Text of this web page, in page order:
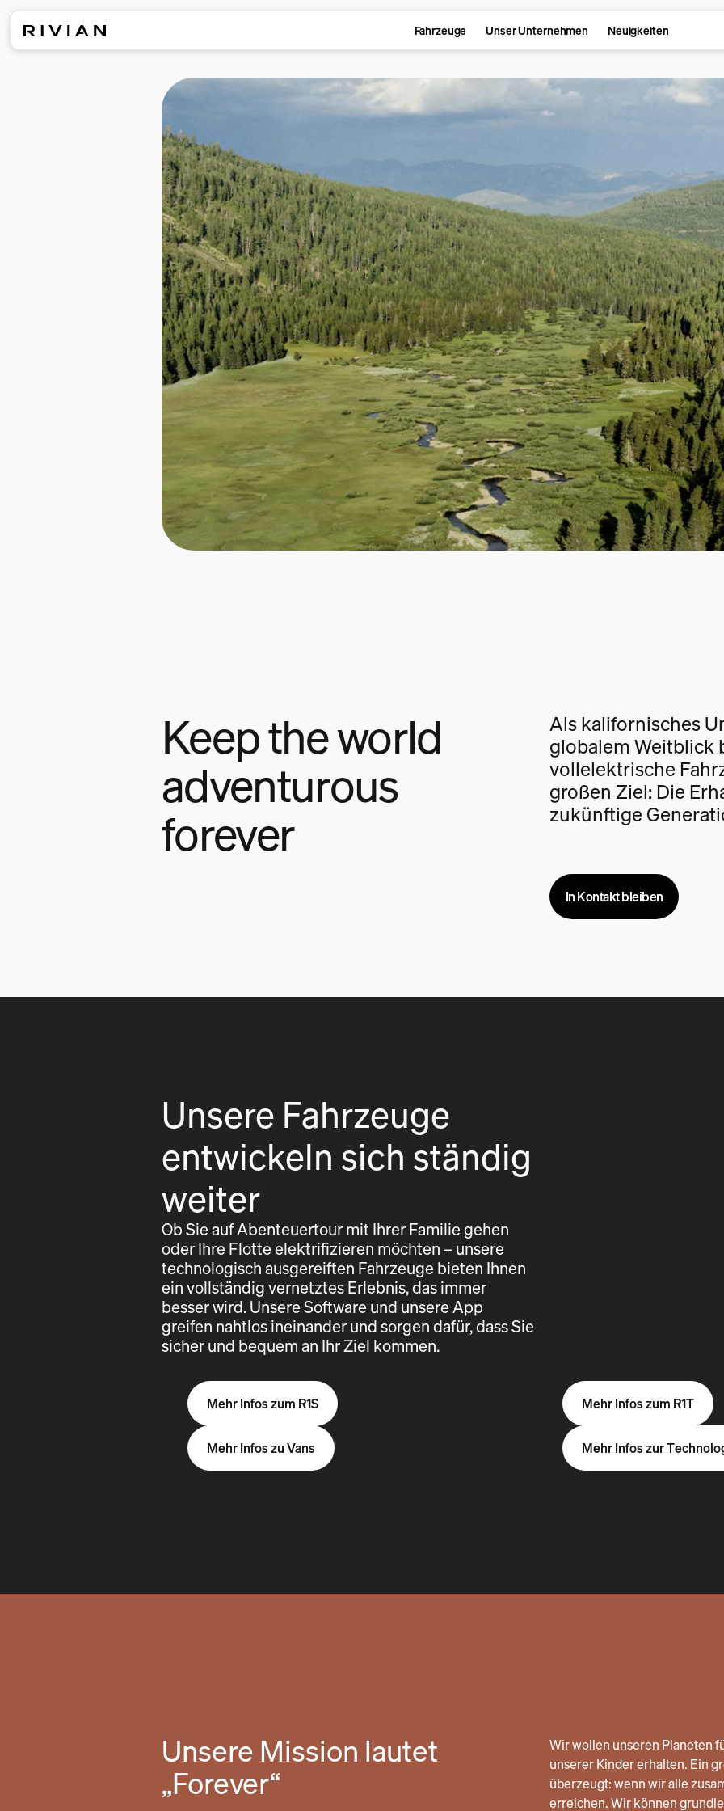
Fahrzeuge Unser Unternehmen Neuigkeiten
Keep the world
adventurous
forever
Als kalifornisches
globalem Weitblick
vollelektrische
großen Ziel: Die
zukünftige
In Kontakt bleiben
Unsere Fahrzeuge
entwickeln sich ständig
weiter
Ob Sie auf Abenteuertour mit Ihrer Familie gehen
oder Ihre Flotte elektrifizieren möchten – unsere
technologisch ausgereiften Fahrzeuge bieten Ihnen
ein vollständig vernetztes Erlebnis, das immer
besser wird. Unsere Software und unsere App
greifen nahtlos ineinander und sorgen dafür, dass Sie
sicher und bequem an Ihr Ziel kommen.
Mehr Infos zum R1S Mehr Infos zum R1T
Mehr Infos zu Vans Mehr Infos zur
Unsere Mission lautet
„Forever“
Wir wollen unseren Planeten
unserer Kinder erhalten. Ein
überzeugt: wenn wir alle
erreichen. Wir können